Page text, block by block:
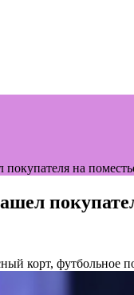
покупателя на
корт, футбольное